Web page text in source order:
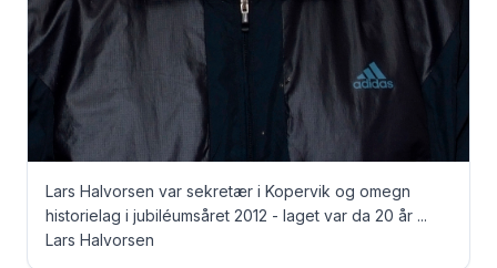
Lars Halvorsen var sekretær i Kopervik og omegn
historielag i jubiléumsåret 2012 - laget var da 20 år ...
Lars Halvorsen